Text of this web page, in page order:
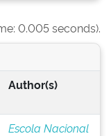
0.005 seconds).
Author(s)
Escola Nacional